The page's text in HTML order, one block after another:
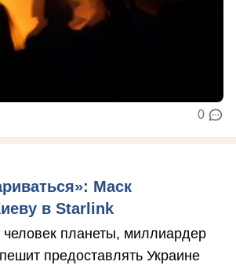
0
Маск
в Starlink
планеты, миллиардер
предоставлять Украине